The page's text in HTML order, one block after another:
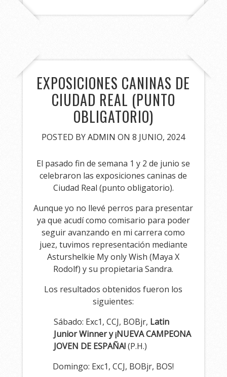
EXPOSICIONES CANINAS DE
CIUDAD REAL (PUNTO
OBLIGATORIO)
POSTED BYADMIN ON 8 JUNIO, 2024
El pasado fin de semana 1 y 2 de junio se
celebraron las exposiciones caninas de
Ciudad Real (punto obligatorio).
Aunque yo no llevé perros para presentar
ya que acudí como comisario para poder
seguir avanzando en mi carrera como
juez, tuvimos representación mediante
Asturshelkie My only Wish (Maya X
Rodolf) y su propietaria Sandra.
Los resultados obtenidos fueron los
siguientes:
Sábado: Exc1, CCJ, BOBjr, Latin
Junior Winner y ¡NUEVA CAMPEONA
JOVEN DE ESPAÑA!(P.H.)
Domingo: Exc1, CCJ, BOBjr, BOS!